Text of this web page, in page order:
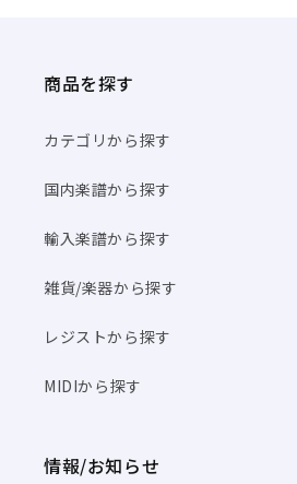
商品を探す
カテゴリから探す
国内楽譜から探す
輸入楽譜から探す
雑貨/楽器から探す
レジストから探す
MIDIから探す
情報/お知らせ